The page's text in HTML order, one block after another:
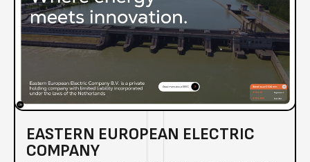
EASTERN EUROPEAN ELECTRIC
COMPANY